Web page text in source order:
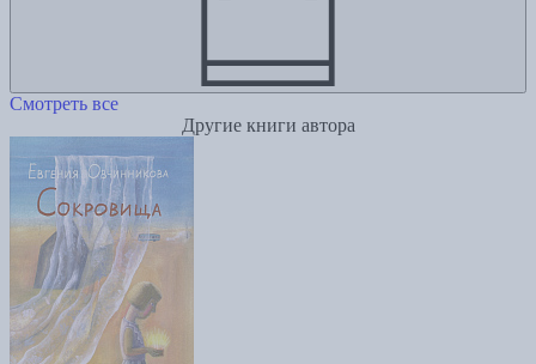
Смотреть все
Другие книги автора